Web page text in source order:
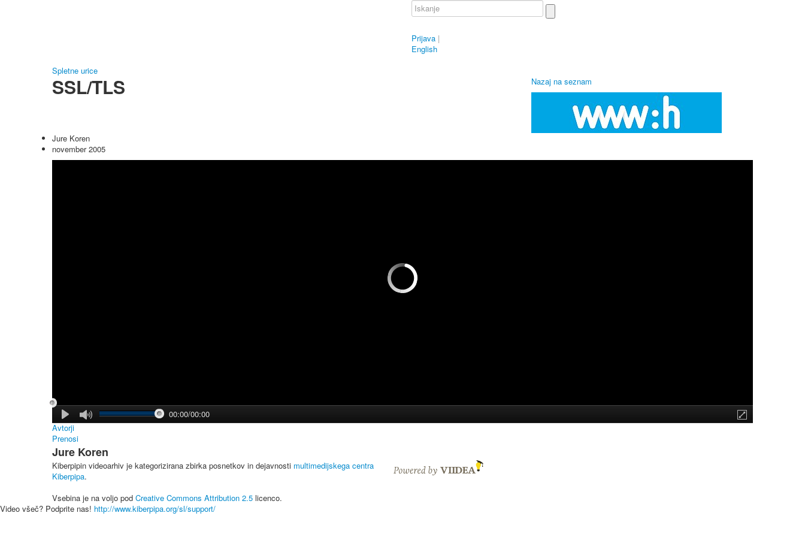
Prijava |
English
Spletne urice
SSL/TLS Nazaj na seznam
Jure Koren
november 2005
00:00/00:00
Avtorji
Prenosi
Jure Koren
Kiberpipin videoarhiv je kategorizirana zbirka posnetkov in dejavnosti multimedijskega centra
Kiberpipa.
Vsebina je na voljo pod Creative Commons Attribution 2.5 licenco.
Video všeč? Podprite nas! http://www.kiberpipa.org/sl/support/